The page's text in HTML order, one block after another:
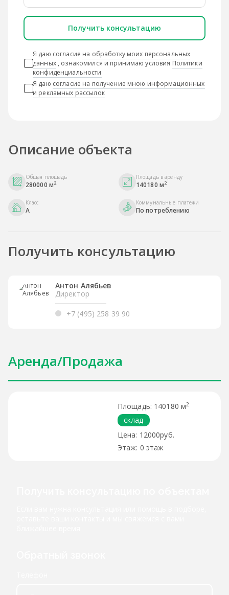
Получить консультацию
Я даю согласие на обработку моих персональных
данных, ознакомился и принимаю условия Политики
конфиденциальности
Я даю согласие на получение мною информационных
и рекламных рассылок
Описание объекта
Общая площадь
280000 м2
Площадь в аренду
140180 м2
Класс
A
Коммунальные платежи
По потреблению
Получить консультацию
Антон Алябьев
Директор
+7 (495) 258 39 90
Аренда/Продажа
140180 м2
склад
12000руб.
0 этаж